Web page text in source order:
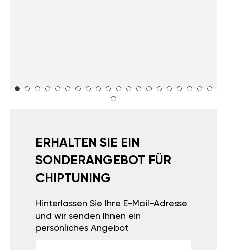
ERHALTEN SIE EIN
SONDERANGEBOT FÜR
CHIPTUNING
Hinterlassen Sie Ihre E-Mail-Adresse
und wir senden Ihnen ein
persönliches Angebot